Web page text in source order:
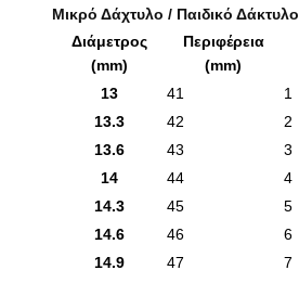
Μικρό Δάχτυλο / Παιδικό Δάκτυλο
Διάμετρος
(mm)
Περιφέρεια
(mm)
13
41
1
13.3
42
2
13.6
43
3
14
44
4
14.3
45
5
14.6
46
6
14.9
47 7